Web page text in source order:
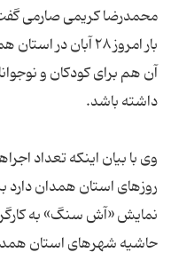
محمدرضا کریمی صارمی
بار امروز ۲۸ آبان
آن هم برای کودکان و
داشته باشد.
وی با بیان اینکه تعداد
روزهای استان همدان دارد
نمایش «آش سنگ» به
حاشیه شهرهای استان